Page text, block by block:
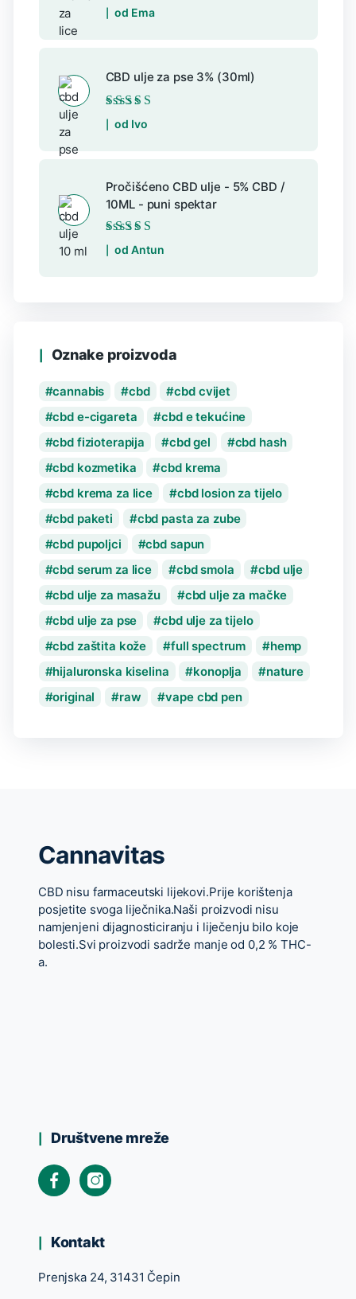
Ocijenjeno
5
od Ema
CBD ulje za pse 3% (30ml)
Ocijenjeno
5
od Ivo
Pročišćeno CBD ulje - 5% CBD /
10ML - puni spektar
Ocijenjeno5
5
od Antun
Oznake proizvoda
cannabis cbd
cbd cvijet
cbd e-cigareta
cbd e tekućine
cbd fizioterapija
cbd gel
cbd hash
cbd kozmetika
cbd krema
cbd krema za lice
cbd losion za tijelo
cbd paketi
cbd pasta za zube
cbd pupoljci
cbd sapun
cbd serum za lice
cbd smola
cbd ulje
cbd ulje za masažu
cbd ulje za mačke
cbd ulje za pse
cbd ulje za tijelo
cbd zaštita kože
full spectrum
hemp
hijaluronska kiselina
konoplja
nature
original
raw vape cbd pen
Cannavitas
CBD nisu farmaceutski lijekovi.Prije korištenja
posjetite svoga liječnika.Naši proizvodi nisu
namjenjeni dijagnosticiranju i liječenju bilo koje
bolesti.Svi proizvodi sadrže manje od 0,2 % THC-
a.
Društvene mreže
Kontakt
Prenjska 24, 31431 Čepin